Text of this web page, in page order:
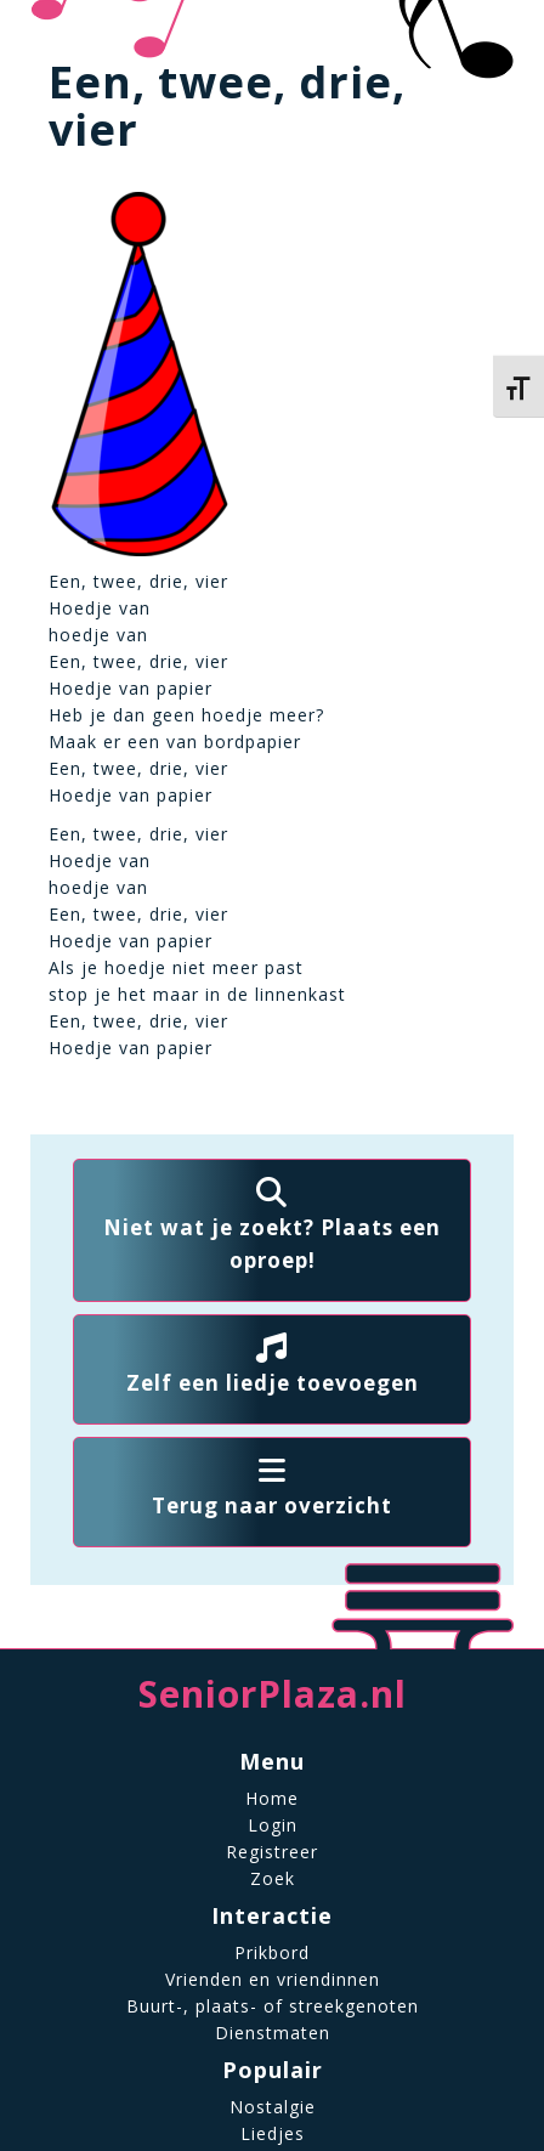
Een, twee, drie,
vier
Een, twee, drie, vier
Hoedje van
hoedje van
Een, twee, drie, vier
Hoedje van papier
Heb je dan geen hoedje meer?
Maak er een van bordpapier
Een, twee, drie, vier
Hoedje van papier
Een, twee, drie, vier
Hoedje van
hoedje van
Een, twee, drie, vier
Hoedje van papier
Als je hoedje niet meer past
stop je het maar in de linnenkast
Een, twee, drie, vier
Hoedje van papier
Niet wat je zoekt? Plaats een
oproep!
Zelf een liedje toevoegen
Terug naar overzicht
SeniorPlaza.nl
Menu
Home
Login
Registreer
Zoek
Interactie
Prikbord
Vrienden en vriendinnen
Buurt-, plaats- of streekgenoten
Dienstmaten
Populair
Nostalgie
Liedjes